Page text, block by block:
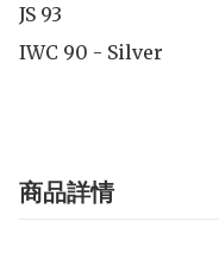
JS 93
IWC 90 - Silver
商品詳情